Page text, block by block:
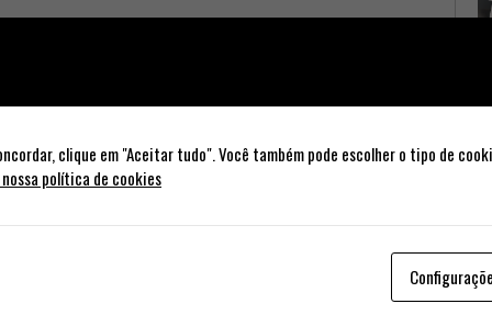
junho para firmar acordo de paz
interditadas
clique em "Aceitar tudo". Você também pode escolher o tipo de
política de cookies